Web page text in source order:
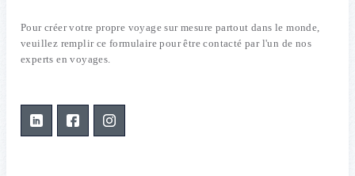
Pour créer votre propre voyage sur mesure partout dans le monde,
veuillez remplir ce formulaire pour être contacté par l'un de nos
experts en voyages.